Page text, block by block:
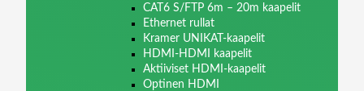
CAT6 S/FTP 6m – 20m kaapelit
Ethernet rullat
Kramer UNIKAT-kaapelit
HDMI-HDMI kaapelit
Aktiiviset HDMI-kaapelit
Optinen HDMI